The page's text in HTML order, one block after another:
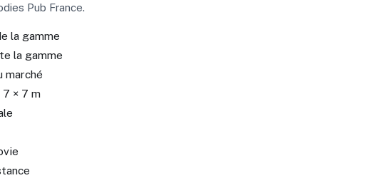
Pub France.
la gamme
la gamme
marché
× 7 m